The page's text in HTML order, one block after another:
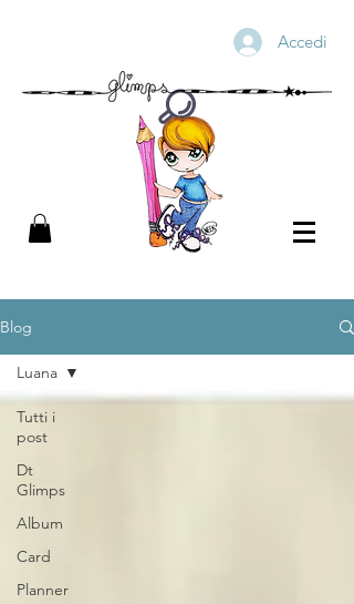
Accedi
Blog
Tutti i
post
Dt
Glimps
Album
Card
Planner
Luana